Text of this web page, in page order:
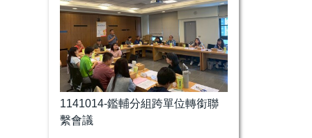
特教新課綱研習
114研習活動海報集錦
115研習活動海報集錦
1141014-鑑輔分組跨單位轉銜聯
繫會議